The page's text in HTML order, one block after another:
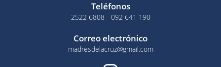
Teléfonos
2522 6808 - 092 641 190
Correo electrónico
madresdelacruz@gmail.com